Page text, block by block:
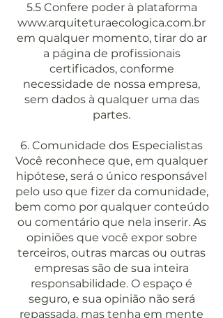
5.5 Confere poder à plataforma
www.arquiteturaecologica.com.br
em qualquer momento, tirar do ar
a página de profissionais
certificados, conforme
necessidade de nossa empresa,
sem dados à qualquer uma das
partes.
6. Comunidade dos Especialistas
Você reconhece que, em qualquer
hipótese, será o único responsável
pelo uso que fizer da comunidade,
bem como por qualquer conteúdo
ou comentário que nela inserir. As
opiniões que você expor sobre
terceiros, outras marcas ou outras
empresas são de sua inteira
responsabilidade. O espaço é
seguro, e sua opinião não será
repassada, mas tenha em mente